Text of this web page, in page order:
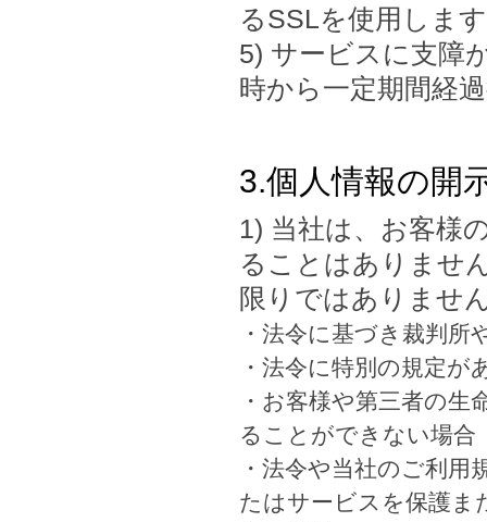
るSSLを使用しま
5) サービスに支障
時から一定期間経
3.個人情報の開
1) 当社は、お客様
ることはありませ
限りではありませ
・法令に基づき裁判
・法令に特別の規定が
・お客様や第三者の
ることができない場合
・法令や当社のご利
たはサービスを保護ま